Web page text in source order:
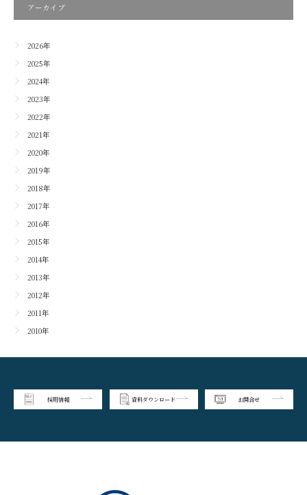
アーカイブ
2026年
2025年
2024年
2023年
2022年
2021年
2020年
2019年
2018年
2017年
2016年
2015年
2014年
2013年
2012年
2011年
2010年
採用情報 資料ダウンロード お問合せ